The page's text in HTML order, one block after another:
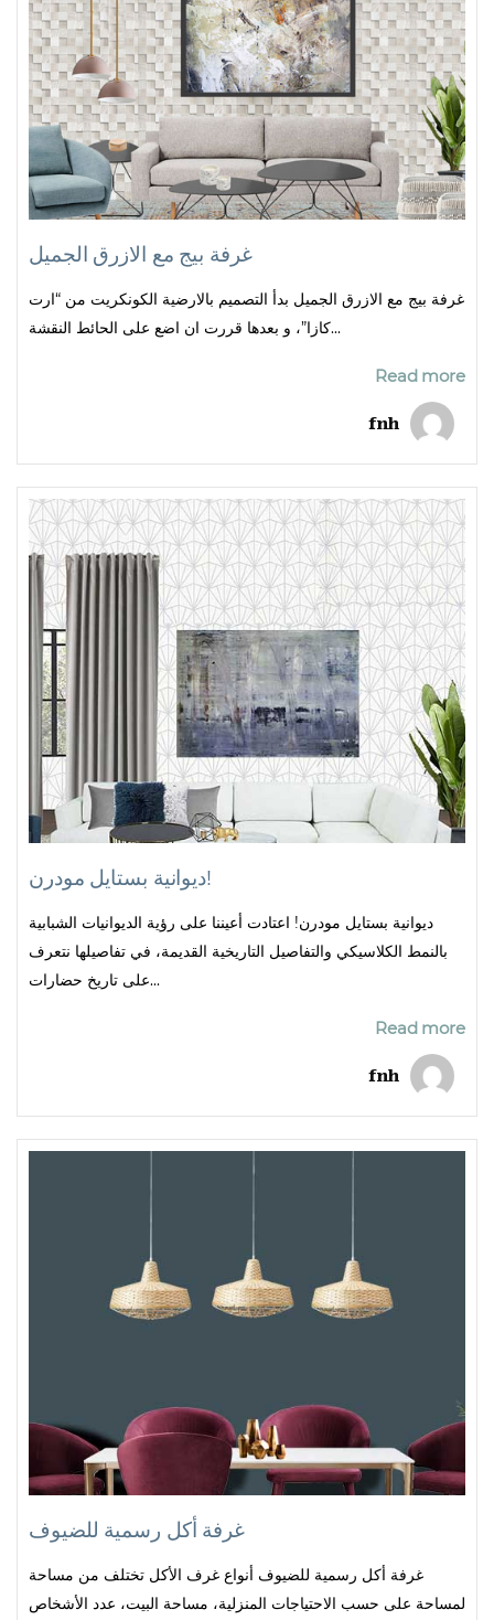
غرفة بيج مع الازرق الجميل
غرفة بيج مع الازرق الجميل بدأ التصميم بالارضية الكونكريت من “ارت
كازا”، و بعدها قررت ان اضع على الحائط النقشة...
Read more
fnh
ديوانية بستايل مودرن!
ديوانية بستايل مودرن! اعتادت أعيننا على رؤية الديوانيات الشبابية
بالنمط الكلاسيكي والتفاصيل التاريخية القديمة، في تفاصيلها نتعرف
على تاريخ حضارات...
Read more
fnh
غرفة أكل رسمية للضيوف
غرفة أكل رسمية للضيوف أنواع غرف الأكل تختلف من مساحة
لمساحة على حسب الاحتياجات المنزلية، مساحة البيت، عدد الأشخاص